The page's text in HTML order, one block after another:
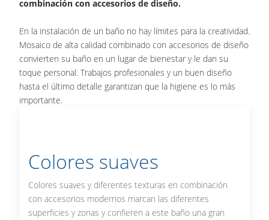
combinación con accesorios de diseño.
En la instalación de un baño no hay límites para la creatividad.
Mosaico de alta calidad combinado con accesorios de diseño
convierten su baño en un lugar de bienestar y le dan su
toque personal. Trabajos profesionales y un buen diseño
hasta el último detalle garantizan que la higiene es lo más
importante.
Colores suaves
Colores suaves y diferentes texturas en combinación
con accesorios modernos marcan las diferentes
superficies y zonas y confieren a este baño una gran